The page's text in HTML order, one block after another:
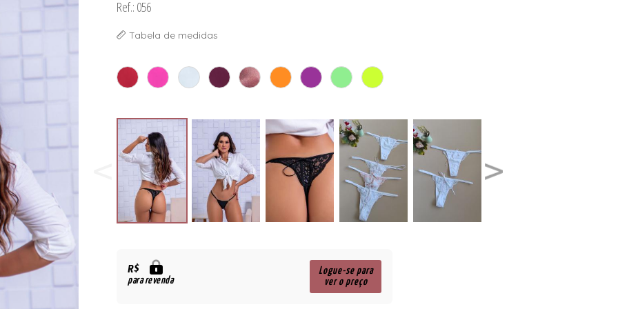
Ref.: 056
Tabela de medidas
R$
para revenda
Logue-se para
ver o preço